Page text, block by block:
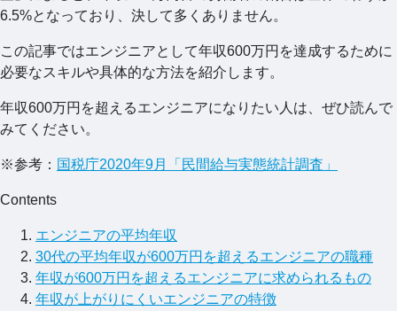
6.5%となっており、決して多くありません。
この記事ではエンジニアとして年収600万円を達成するために
必要なスキルや具体的な方法を紹介します。
年収600万円を超えるエンジニアになりたい人は、ぜひ読んで
みてください。
※参考： 国税庁2020年9月「民間給与実態統計調査」
Contents
エンジニアの平均年収
30代の平均年収が600万円を超えるエンジニアの職種
年収が600万円を超えるエンジニアに求められるもの
年収が上がりにくいエンジニアの特徴